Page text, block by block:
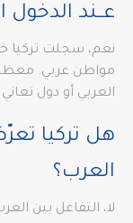
عــند الدخول
مواطن عربي.
العربي أو دول
هل تركيا
العرب؟
لا، التفاعل بين